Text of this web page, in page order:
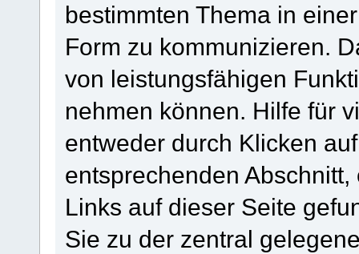
bestimmten Thema in
Form zu kommunizieren.
von leistungsfähigen
nehmen können. Hilfe für
entweder durch Klicken
entsprechenden
Links auf dieser Seite
Sie zu der zentral